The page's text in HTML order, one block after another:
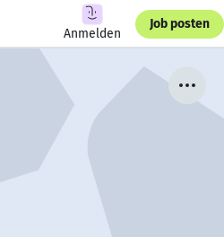
Anmelden
Job posten